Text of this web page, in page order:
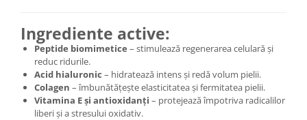
Ingrediente active:
Peptide biomimetice – stimulează regenerarea celulară și
reduc ridurile.
Acid hialuronic – hidratează intens și redă volum pielii.
Colagen – îmbunătățește elasticitatea și fermitatea pielii.
Vitamina E și antioxidanți – protejează împotriva radicalilor
liberi și a stresului oxidativ.